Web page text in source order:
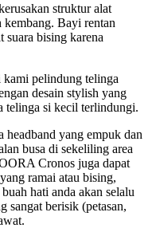
struktur alat
kembang. Bayi rentan
suara bising karena
pelindung telinga
desain stylish yang
telinga si kecil terlindungi.
headband yang empuk dan
busa di sekeliling area
Cronos juga dapat
ramai atau bising,
hati anda akan selalu
sangat berisik (petasan,